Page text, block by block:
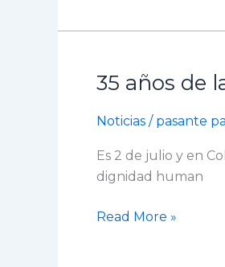
sede
35 años de
Noticias / pasante
Es 2 de julio y en
dignidad human
35
de
Constitución
de
un
Read More »